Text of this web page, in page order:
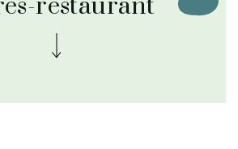
restaurant